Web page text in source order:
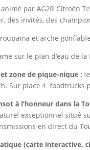
animé par AG2R Citroën
des invités, des
et arche
sur le plan d’eau de
zone de pique-nique :
Sur place 4 foodtrucks
à l’honneur dans la
exceptionnel situé
en direct du
(carte interactive,